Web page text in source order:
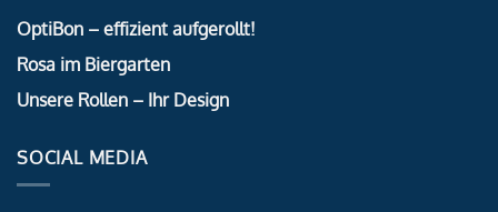
OptiBon – effizient aufgerollt!
Rosa im Biergarten
Unsere Rollen – Ihr Design
SOCIAL MEDIA